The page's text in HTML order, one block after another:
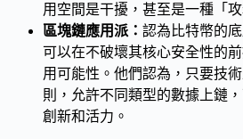
用空間是干擾，甚至是一種「攻
區塊鏈應用派： 認為比特幣的
可以在不破壞其核心安全性的
用可能性。他們認為，只要技
則，允許不同類型的數據上鏈
創新和活力。